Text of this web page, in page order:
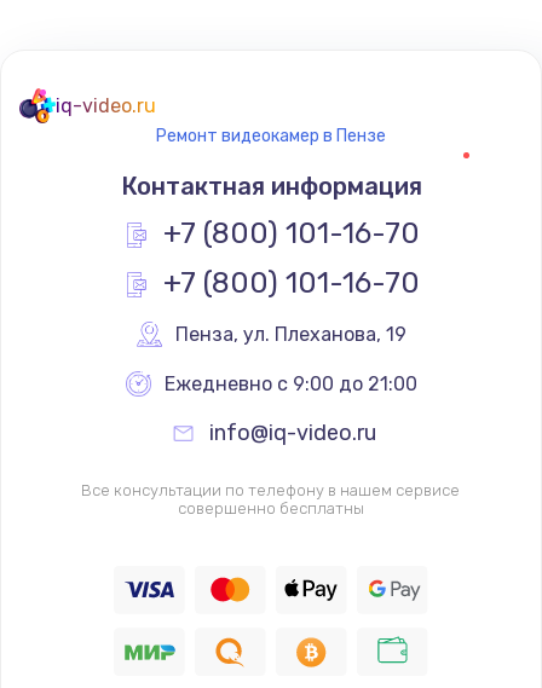
iq-video.ru
Ремонт видеокамер в Пензе
Контактная информация
+7 (800) 101-16-70
+7 (800) 101-16-70
Пенза, ул. Плеханова, 19
Ежедневно с 9:00 до 21:00
info@iq-video.ru
Все консультации по телефону в нашем сервисе
совершенно бесплатны